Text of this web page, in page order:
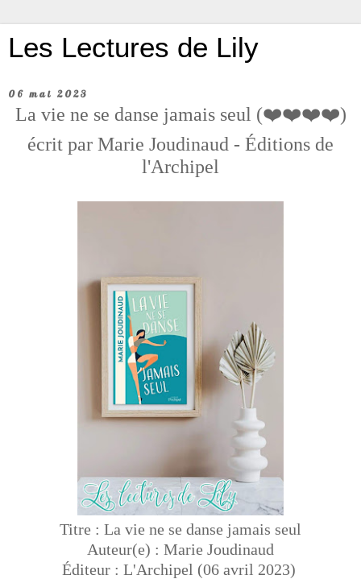
Les Lectures de Lily
06 mai 2023
La vie ne se danse jamais seul (❤️❤️❤️❤️)
écrit par Marie Joudinaud - Éditions de
l'Archipel
Titre : La vie ne se danse jamais seul
Auteur(e) : Marie Joudinaud
Éditeur : L'Archipel (06 avril 2023)